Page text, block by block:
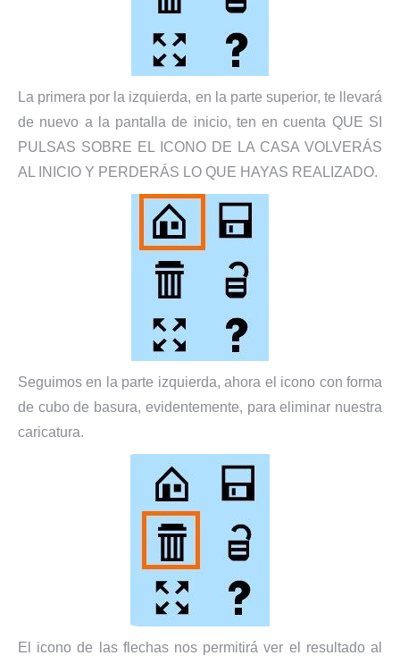
La primera por la izquierda, en la parte superior, te llevará
de nuevo a la pantalla de inicio, ten en cuenta QUE SI
PULSAS SOBRE EL ICONO DE LA CASA VOLVERÁS
AL INICIO Y PERDERÁS LO QUE HAYAS REALIZADO.
Seguimos en la parte izquierda, ahora el icono con forma
de cubo de basura, evidentemente, para eliminar nuestra
caricatura.
El icono de las flechas nos permitirá ver el resultado al